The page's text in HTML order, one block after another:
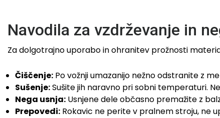
Navodila za vzdrževanje in
Za dolgotrajno uporabo in ohranitev prožnosti
Čiščenje: Po vožnji umazanijo nežno odstranite z
Sušenje:Sušite jih naravno pri sobni temperaturi.
Nega usnja: Usnjene dele občasno premažite z
Prepovedi: Rokavic ne perite v pralnem stroju, ne